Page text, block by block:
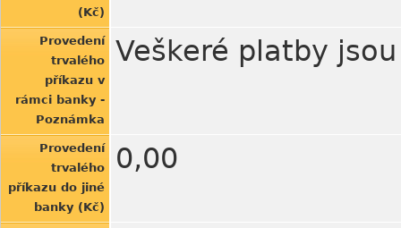
(Kč)
Provedení
trvalého
příkazu v
rámci banky -
Poznámka
Veškeré platby
Provedení
trvalého
příkazu do jiné
banky (Kč)
0,00